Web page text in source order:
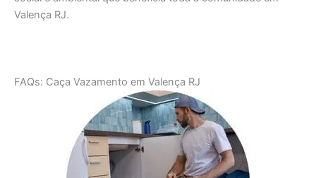
Valença RJ.
FAQs: Caça Vazamento em Valença RJ